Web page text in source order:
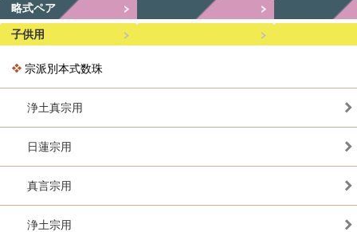
略式ペア
子供用
宗派別本式数珠
浄土真宗用
日蓮宗用
真言宗用
浄土宗用